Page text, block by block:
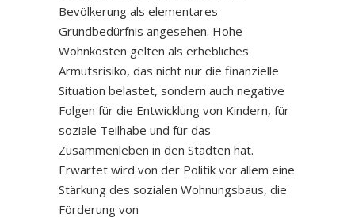
Bevölkerung als elementares
Grundbedürfnis angesehen. Hohe
Wohnkosten gelten als erhebliches
Armutsrisiko, das nicht nur die finanzielle
Situation belastet, sondern auch negative
Folgen für die Entwicklung von Kindern, für
soziale Teilhabe und für das
Zusammenleben in den Städten hat.
Erwartet wird von der Politik vor allem eine
Stärkung des sozialen Wohnungsbaus, die
Förderung von